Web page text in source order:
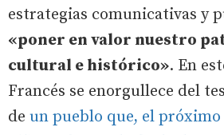
estrategias comunicativas y
«poner en valor nuestro
cultural e histórico». En
Francés se enorgullece del
de un pueblo que, el próximo